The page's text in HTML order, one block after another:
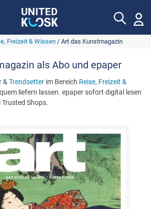
Freizeit & Wissen/ Art das Kunstmagazin
als Abo und epaper
& Trendsetter im Bereich Reise, Freizeit &
liefern lassen. epaper sofort digital lesen
Trusted Shops.